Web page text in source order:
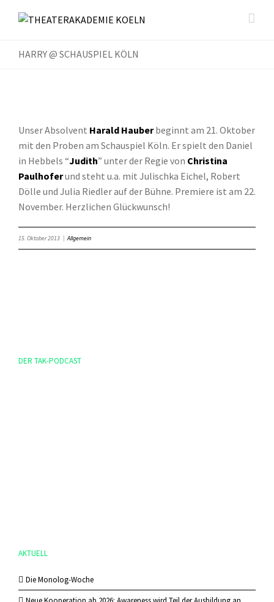
HARRY @ SCHAUSPIEL KÖLN
Unser Absolvent Harald Hauberbeginnt am 21. Oktober
mit den Proben am Schauspiel Köln. Er spielt den Daniel
in Hebbels “Judith” unter der Regie von Christina
Paulhoferund steht u.a. mit Julischka Eichel, Robert
Dölle und Julia Riedler auf der Bühne. Premiere ist am 22.
November. Herzlichen Glückwunsch!
15. Oktober 2013 | Allgemein
DER TAK-PODCAST
AKTUELL
Die Monolog-Woche